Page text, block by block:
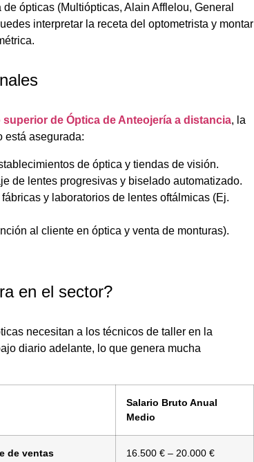
ópticas (Multiópticas, Alain Afflelou, General
interpretar la receta del optometrista y montar
de Óptica de Anteojería a distancia, la
está asegurada:
de óptica y tiendas de visión.
de lentes progresivas y biselado automatizado.
y laboratorios de lentes oftálmicas (Ej.
al cliente en óptica y venta de monturas).
en el sector?
necesitan a los técnicos de taller en la
diario adelante, lo que genera mucha
Salario Bruto Anual
Medio
de ventas 16.500 € – 20.000 €